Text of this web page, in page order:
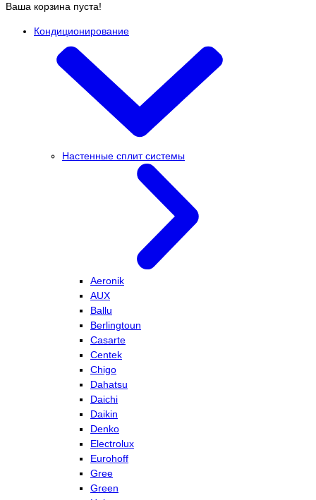
Ваша корзина пуста!
Кондиционирование
Настенные сплит системы
Aeronik
AUX
Ballu
Berlingtoun
Casarte
Centek
Chigo
Dahatsu
Daichi
Daikin
Denko
Electrolux
Eurohoff
Gree
Green